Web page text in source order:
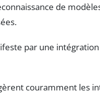
de
par une
couramment les